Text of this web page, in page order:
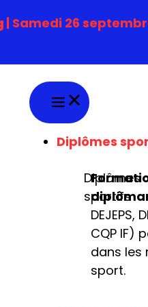
| Samedi 26
Diplômes
Diplômes
sportifs
DEJEPS,
CQP IF)
dans les
sport.